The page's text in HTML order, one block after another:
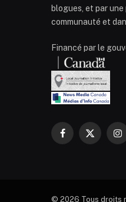
blogues, et par
communauté et
Financé par le
Facebook
X
© 2026 Tous droits